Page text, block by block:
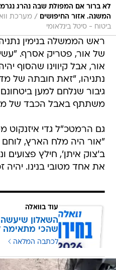
לא ברור אם המפולת שבה נהרג
המשנה. אזור החיפושים
/ מערכת
ביטוח - סיטל בינלאומי
ראש הממשלה בנימין
של אור, פטריק אסרף.
אור, אבל קיווינו שהסוף
נתניהו, "זאת חובתה של
גיבור שנלחם למען
משתתף באבל הכבד של
גם הרמטכ"ל גדי איזנקוט
"אור היה מלח הארץ, לוחם
ב'צוק איתן', חילץ פצועים
את אחד מטובי בנינו. יהיה
עוד בוואלה
השאלון
שהכי מתאימה
לכתבה המלאה